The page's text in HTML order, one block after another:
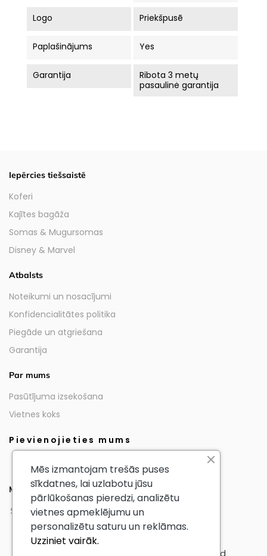
Logo Priekšpusē
Paplašinājums Yes
Garantija
Ribota 3 metų
pasaulinė garantija
Iepērcies tiešsaistē
Koferi
Kajītes bagāža
Somas & Mugursomas
Disney & Marvel
Atbalsts
Noteikumi un nosacījumi
Konfidencialitātes politika
Piegāde un atgriešana
Garantija
Par mums
Pasūtījuma izsekošana
Vietnes koks
Pievienojieties mums
Mūsu partneri
© AmericanTourister - All Rights Reserved
Mēs izmantojam trešās puses
sīkdatnes, lai uzlabotu jūsu
pārlūkošanas pieredzi, analizētu
vietnes apmeklējumu un
personalizētu saturu un reklāmas.
Uzziniet vairāk.